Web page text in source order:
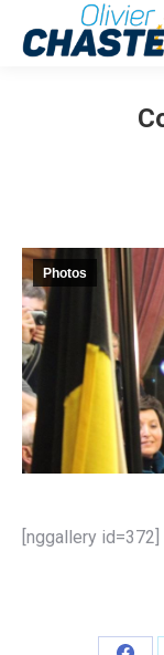
Photos
[nggallery id=372]